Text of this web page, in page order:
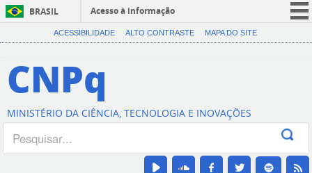
BRASIL
Acesso à informação
CORONAVÍRUS (COVID-19)
Canais
ACESSIBILIDADE ALTO CONTRASTE MAPA DO SITE
CNPq
MINISTÉRIO DA CIÊNCIA, TECNOLOGIA E INOVAÇÕES